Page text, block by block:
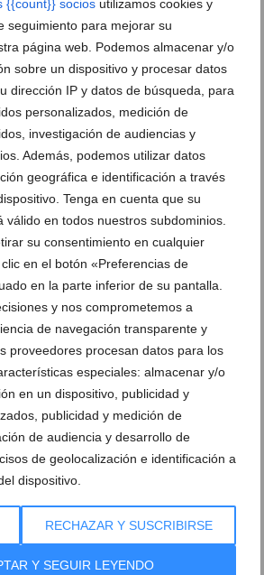
{{count}} socios utilizamos cookies y
seguimiento para mejorar su
página web. Podemos almacenar y/o
sobre un dispositivo y procesar datos
dirección IP y datos de búsqueda, para
personalizados, medición de
investigación de audiencias y
Además, podemos utilizar datos
geográfica e identificación a través
Tenga en cuenta que su
válido en todos nuestros subdominios.
su consentimiento en cualquier
en el botón «Preferencias de
en la parte inferior de su pantalla.
y nos comprometemos a
de navegación transparente y
proveedores procesan datos para los
especiales: almacenar y/o
en un dispositivo, publicidad y
publicidad y medición de
de audiencia y desarrollo de
de geolocalización e identificación a
dispositivo.
RECHAZAR Y SUSCRIBIRSE
Y SEGUIR LEYENDO
marcha la campañaApadrina un